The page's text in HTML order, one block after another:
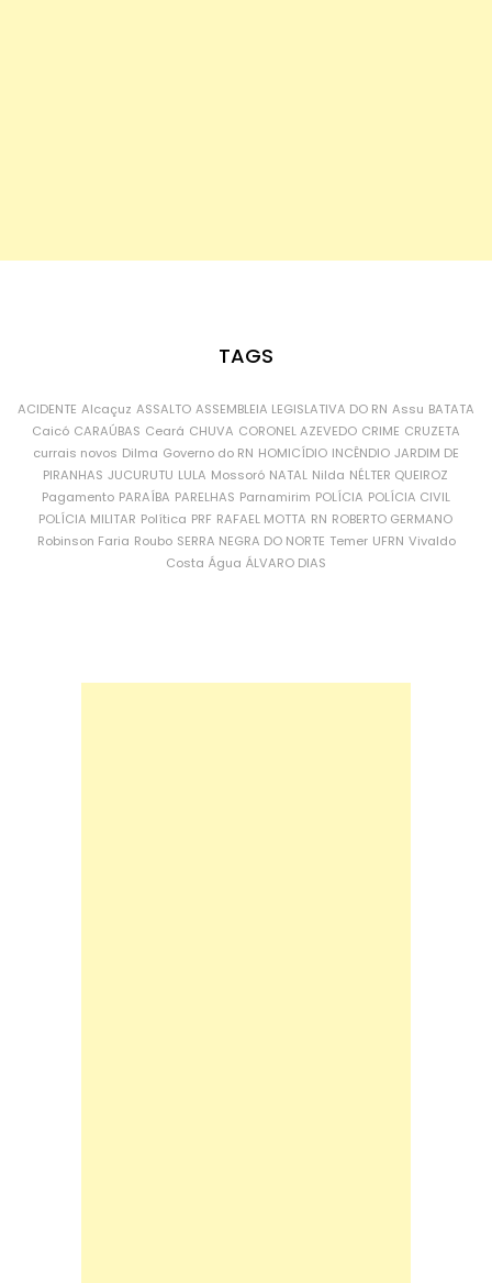
TAGS
ACIDENTE Alcaçuz ASSALTO ASSEMBLEIA LEGISLATIVA DO RN Assu BATATA
Caicó CARAÚBAS Ceará CHUVA CORONEL AZEVEDO CRIME CRUZETA
currais novos Dilma Governo do RN HOMICÍDIO INCÊNDIO JARDIM DE
PIRANHAS JUCURUTU LULA Mossoró NATAL Nilda NÉLTER QUEIROZ
Pagamento PARAÍBA PARELHAS Parnamirim POLÍCIA POLÍCIA CIVIL
POLÍCIA MILITAR Política PRF RAFAEL MOTTA RN ROBERTO GERMANO
Robinson Faria Roubo SERRA NEGRA DO NORTE Temer UFRN Vivaldo
Costa Água ÁLVARO DIAS